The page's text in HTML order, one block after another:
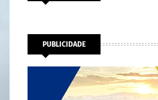
PUBLICIDADE